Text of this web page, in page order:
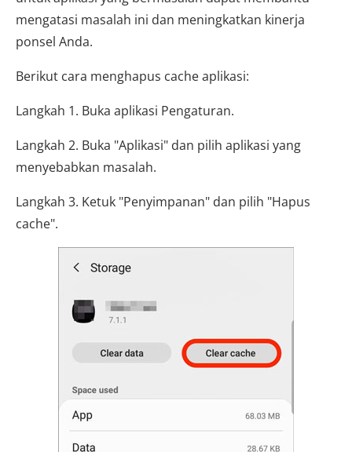
mengatasi masalah ini dan meningkatkan kinerja
ponsel Anda.
Berikut cara menghapus cache aplikasi:
Langkah 1. Buka aplikasi Pengaturan.
Langkah 2. Buka "Aplikasi" dan pilih aplikasi yang
menyebabkan masalah.
Langkah 3. Ketuk "Penyimpanan" dan pilih "Hapus
cache".